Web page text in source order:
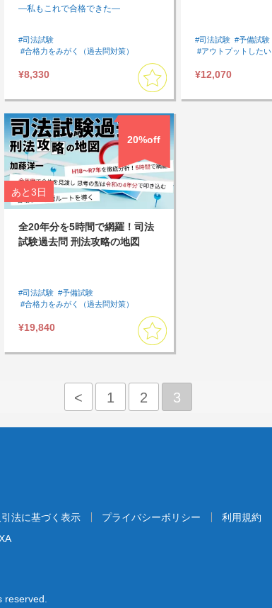
―私もこれで合格できた―
#司法試験
#合格力をみがく（過去問対策）
#オリジナルテキスト
#過去問
#通勤・通学中に受講したい
#刑事訴訟法 #Lv1
¥8,330
#司法試験 #予備試験
#アウトプットしたい
#知識を一元化したい
¥12,070
全20年分を5時間で網羅！司法
試験過去問 刑法攻略の地図
#司法試験 #予備試験
#合格力をみがく（過去問対策）
#まとめて集中して受講したい
20%off
¥19,840
あと3日
< 1 2 3
法に基づく表示 プライバシーポリシー 利用規約
reserved.